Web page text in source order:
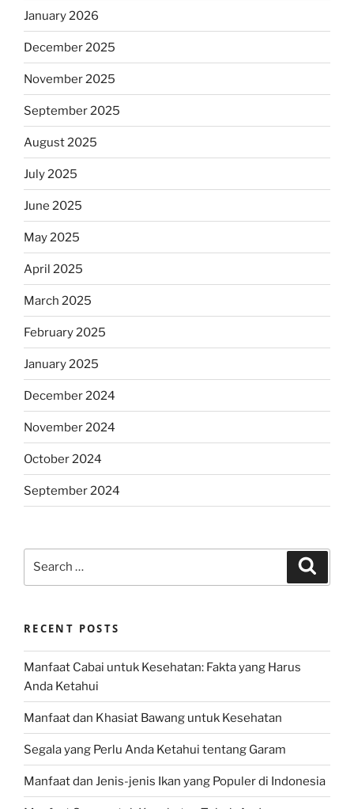
January 2026
December 2025
November 2025
September 2025
August 2025
July 2025
June 2025
May 2025
April 2025
March 2025
February 2025
January 2025
December 2024
November 2024
October 2024
September 2024
RECENT POSTS
Manfaat Cabai untuk Kesehatan: Fakta yang Harus
Anda Ketahui
Manfaat dan Khasiat Bawang untuk Kesehatan
Segala yang Perlu Anda Ketahui tentang Garam
Manfaat dan Jenis-jenis Ikan yang Populer di Indonesia